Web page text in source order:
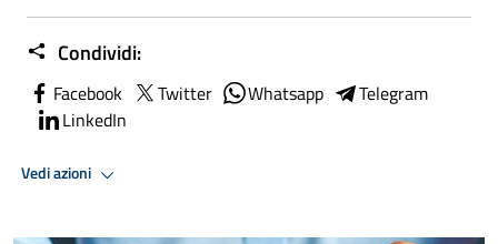
Condividi:
Facebook Twitter Whatsapp
Telegram
LinkedIn
Vedi azioni